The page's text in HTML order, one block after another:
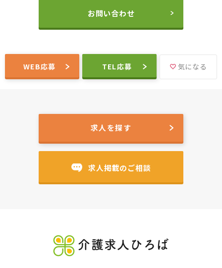
お問い合わせ
WEB応募 TEL応募 気になる
求人を探す
求人掲載のご相談
介護求人ひろば